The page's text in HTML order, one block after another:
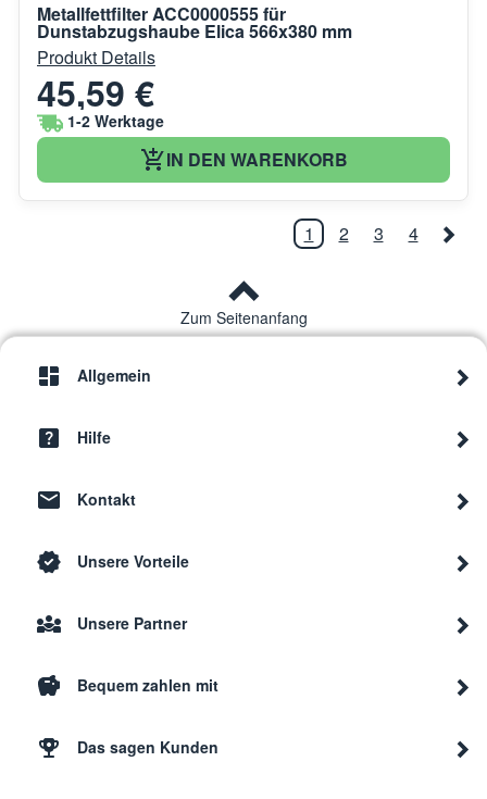
Metallfettfilter ACC0000555 für
Dunstabzugshaube Elica 566x380 mm
Produkt Details
45,59 €
1-2 Werktage
IN DEN WARENKORB
1 2 3 4
Zum Seitenanfang
Allgemein
Hilfe
Kontakt
Unsere Vorteile
Unsere Partner
Bequem zahlen mit
Das sagen Kunden